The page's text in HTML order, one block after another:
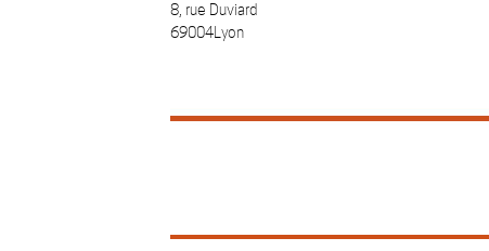
8, rue Duviard
69004Lyon